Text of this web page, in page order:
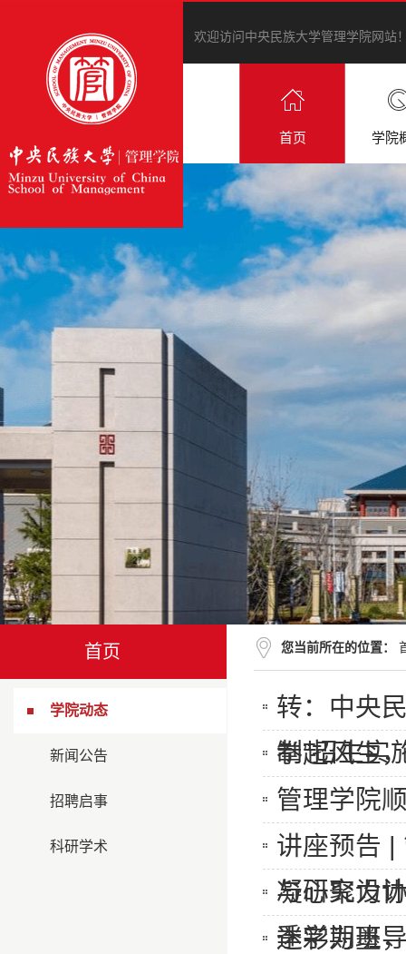
欢迎访问中央民族大学管理学院网站
首页 学院
首页
学院动态
新闻公告
招聘启事
科研学术
您当前所在的位置：
转：中央
制”招生实
拳起风生
管理学院
讲座预告
与研究设
凝心聚力
季学期班
迷彩为墨